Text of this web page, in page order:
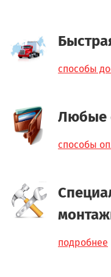
способы
Любые
способы
подробнее